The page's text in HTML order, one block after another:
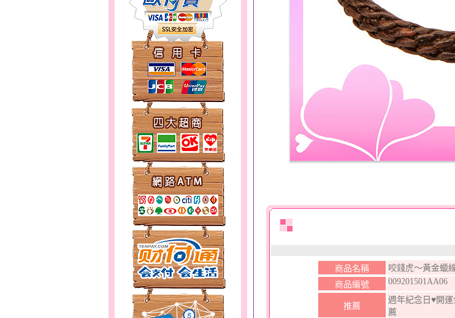
錦繡龍鳳～黃金耳環
愛在心坎～金銀鋼套鍊
聽見愛～男金鋼手鍊
商品名稱
咬錢虎～黃金蠟
商品編號
009201501AA06
推薦
週年紀念日♥開
薦